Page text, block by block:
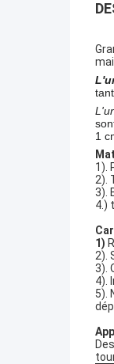
1
1).
2).
3).
4.)
1)
2).
3).
4).
5).